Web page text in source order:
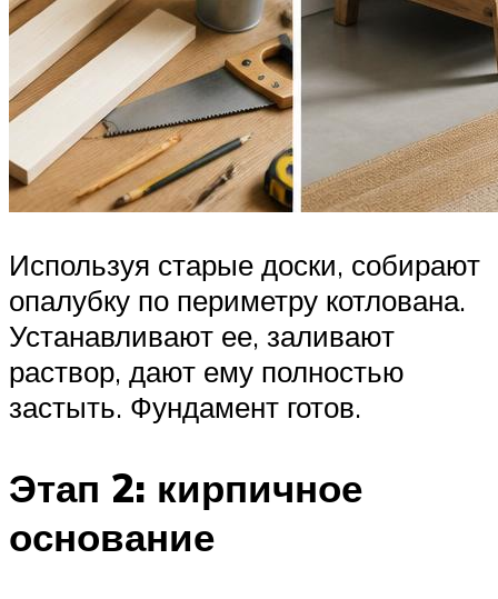
Используя старые доски, собирают
опалубку по периметру котлована.
Устанавливают ее, заливают
раствор, дают ему полностью
застыть. Фундамент готов.
Этап 2: кирпичное
основание